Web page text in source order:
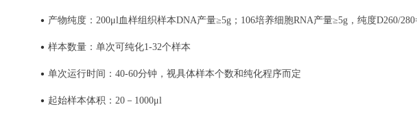
• 产物纯度：200μl血样组织样本DNA产量≥5g；106培养细胞RNA产量≥5g，纯度D260/
•样本数量：单次可纯化1-32个样本
•单次运行时间：40-60分钟，视具体样本个数和纯化程序而定
• 起始样本体积：20－1000μl